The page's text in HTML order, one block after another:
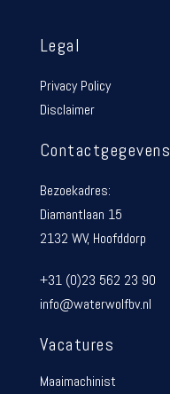
Legal
Privacy Policy
Disclaimer
Contactgegevens
Bezoekadres:
Diamantlaan 15
2132 WV, Hoofddorp
+31 (0)23 562 23 90
info@waterwolfbv.nl
Vacatures
Maaimachinist